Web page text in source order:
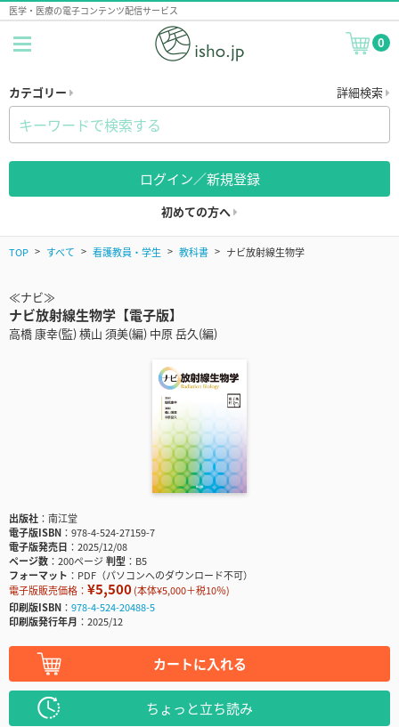
医学・医療の電子コンテンツ配信サービス
0
カテゴリー 詳細検索
ログイン／新規登録
初めての方へ
TOP すべて 看護教員・学生 教科書 ナビ放射線生物学
≪ナビ≫
ナビ放射線生物学【電子版】
高橋 康幸(監) 横山 須美(編) 中原 岳久(編)
出版社
南江堂
電子版ISBN
978-4-524-27159-7
電子版発売日
2025/12/08
ページ数
200ページ判型
B5
フォーマット
PDF（パソコンへのダウンロード不可）
電子版販売価格： ¥5,500(本体¥5,000＋税10％)
印刷版ISBN
978-4-524-20488-5
印刷版発行年月
2025/12
カートに入れる
ちょっと立ち読み